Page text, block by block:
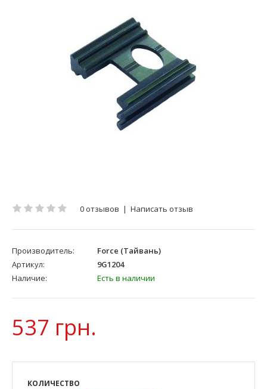
0 отзывов | Написать отзыв
Производитель:
Force (Тайвань)
Артикул:
9G1204
Наличие:
Есть в наличии
537 грн.
КОЛИЧЕСТВО